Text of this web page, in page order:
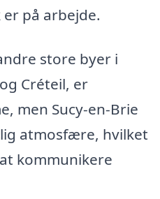
på arbejde.
store byer i
Créteil, er
men Sucy-en-Brie
atmosfære, hvilket
kommunikere